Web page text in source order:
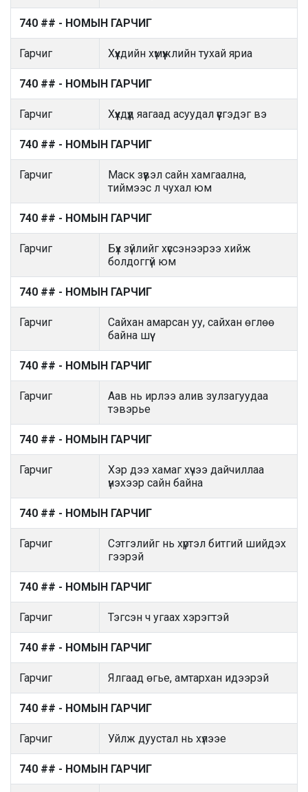
740 ## - НОМЫН ГАРЧИГ
Гарчиг Хүүхдийн хүмүүжлийн тухай яриа
740 ## - НОМЫН ГАРЧИГ
Гарчиг Хүүхдүүд яагаад асуудал үүсгэдэг вэ
740 ## - НОМЫН ГАРЧИГ
Гарчиг
Маск зүүвэл сайн хамгаална,
тиймээс л чухал юм
740 ## - НОМЫН ГАРЧИГ
Гарчиг
Бүх зүйлийг хүссэнээрээ хийж
болдоггүй юм
740 ## - НОМЫН ГАРЧИГ
Гарчиг
Сайхан амарсан уу, сайхан өглөө
байна шүү
740 ## - НОМЫН ГАРЧИГ
Гарчиг
Аав нь ирлээ алив зулзагуудаа
тэвэрье
740 ## - НОМЫН ГАРЧИГ
Гарчиг
Хэр дээ хамаг хүчээ дайчиллаа
үнэхээр сайн байна
740 ## - НОМЫН ГАРЧИГ
Гарчиг
Сэтгэлийг нь хүртэл битгий шийдэх
гээрэй
740 ## - НОМЫН ГАРЧИГ
Гарчиг Тэгсэн ч угаах хэрэгтэй
740 ## - НОМЫН ГАРЧИГ
Гарчиг Ялгаад өгье, амтархан идээрэй
740 ## - НОМЫН ГАРЧИГ
Гарчиг Уйлж дуустал нь хүлээе
740 ## - НОМЫН ГАРЧИГ